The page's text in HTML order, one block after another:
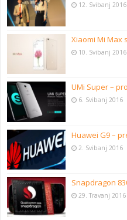
12. Svibanj 2016
Xiaomi Mi Max
10. Svibanj 2016
UMi Super –
6. Svibanj 2016
Huawei G9 –
2. Svibanj 2016
Snapdragon
29. Travanj 2016